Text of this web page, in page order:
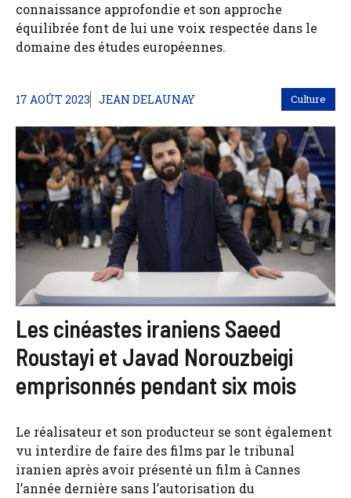
connaissance approfondie et son approche
équilibrée font de lui une voix respectée dans le
domaine des études européennes.
17 AOÛT 2023 JEAN DELAUNAY Culture
Les cinéastes iraniens Saeed
Roustayi et Javad Norouzbeigi
emprisonnés pendant six mois
Le réalisateur et son producteur se sont également
vu interdire de faire des films par le tribunal
iranien après avoir présenté un film à Cannes
l’année dernière sans l’autorisation du